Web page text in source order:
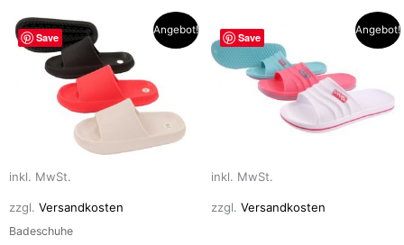
Save
Angebot!
inkl. MwSt.
zzgl. Versandkosten
Badeschuhe
Dieses
Produkt
mehrere
Varianten
Optionen
können
Save
Angebot!
inkl. MwSt.
zzgl. Versandkosten
Dieses
Produkt
weist
mehrere
Optionen
können